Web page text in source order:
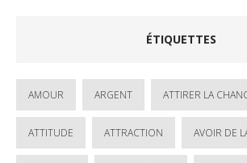
ÉTIQUETTES
AMOUR ARGENT ATTIRER LA
ATTITUDE ATTRACTION AVOIR DE